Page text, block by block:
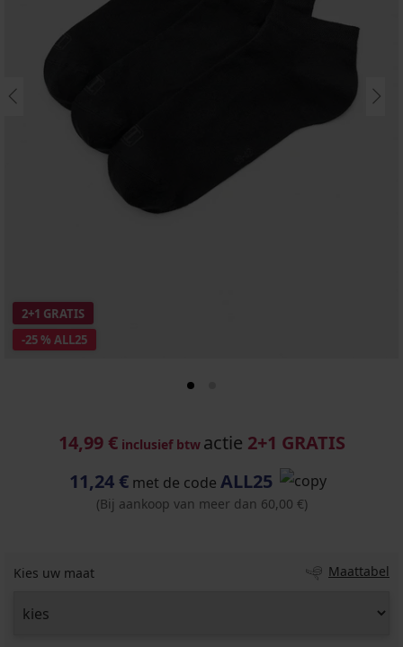
-25 % ALL25
2+1 GRATIS
14,99 € inclusief btw actie 2+1 GRATIS
11,24 € met de code ALL25
(Bij aankoop van meer dan 60,00 €)
Kies uw maat Maattabel